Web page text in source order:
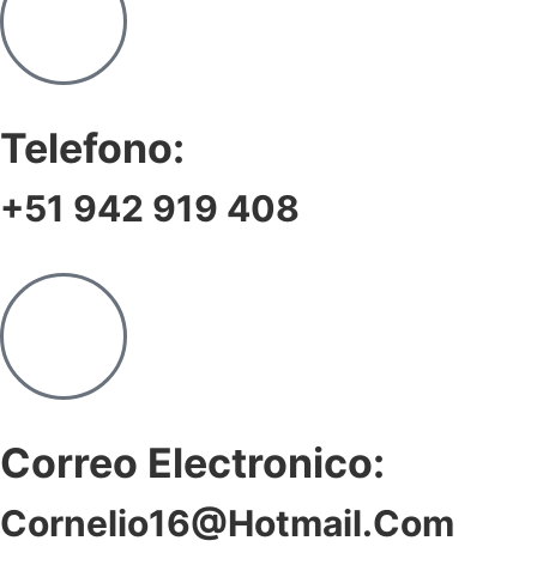
Telefono:
+51 942 919 408
Correo Electronico:
Cornelio16@hotmail.com